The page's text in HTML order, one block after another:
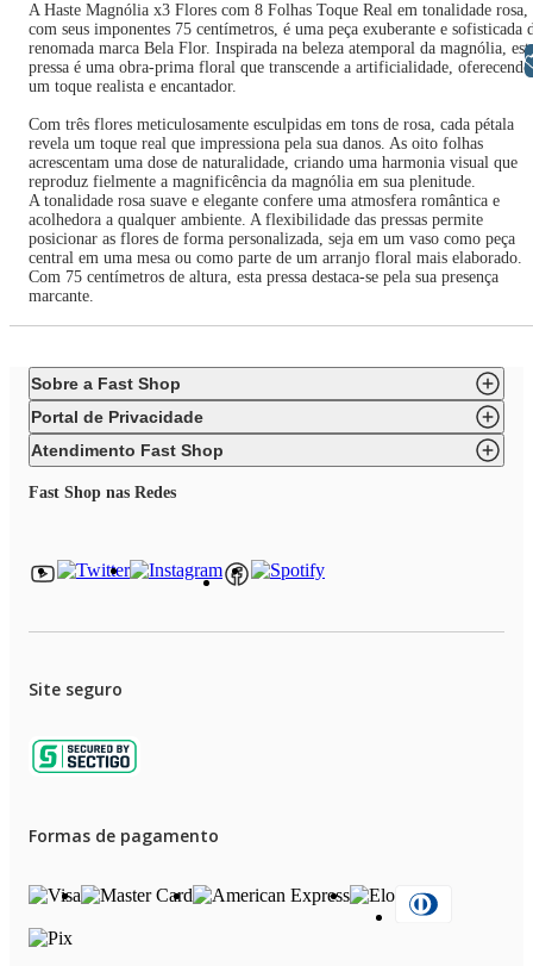
A Haste Magnólia x3 Flores com 8 Folhas Toque Real em tonalidade rosa,
com seus imponentes 75 centímetros, é uma peça exuberante e sofisticada
renomada marca Bela Flor. Inspirada na beleza atemporal da magnólia,
pressa é uma obra-prima floral que transcende a artificialidade, oferecendo
um toque realista e encantador.
Com três flores meticulosamente esculpidas em tons de rosa, cada pétala
revela um toque real que impressiona pela sua danos. As oito folhas
acrescentam uma dose de naturalidade, criando uma harmonia visual que
reproduz fielmente a magnificência da magnólia em sua plenitude.
A tonalidade rosa suave e elegante confere uma atmosfera romântica e
acolhedora a qualquer ambiente. A flexibilidade das pressas permite
posicionar as flores de forma personalizada, seja em um vaso como peça
central em uma mesa ou como parte de um arranjo floral mais elaborado.
Com 75 centímetros de altura, esta pressa destaca-se pela sua presença
marcante.
Sobre a Fast Shop
Portal de Privacidade
Atendimento Fast Shop
Fast Shop nas Redes
Site seguro
Formas de pagamento
Libras